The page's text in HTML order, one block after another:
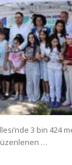
3 bin 424
…